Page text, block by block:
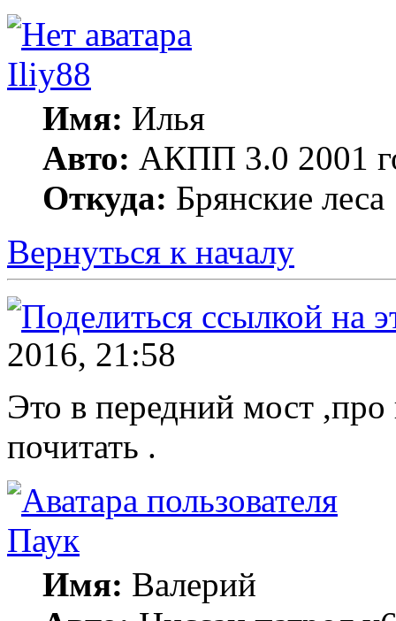
Iliy88
Имя: Илья
Авто: АКПП 3.0 2001
Откуда: Брянские леса
Вернуться к началу
2016, 21:58
Это в передний мост
почитать .
Паук
Имя: Валерий